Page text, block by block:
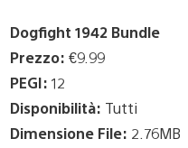
Dogfight 1942 Bundle
Prezzo: €9.99
PEGI: 12
Disponibilità: Tutti
Dimensione File: 2.76MB